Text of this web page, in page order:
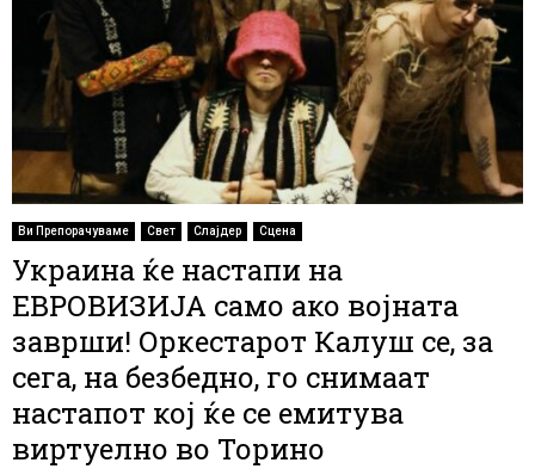
Ви Препорачуваме Свет Слајдер Сцена
Украина ќе настапи на
ЕВРОВИЗИЈА само ако војната
заврши! Оркестарот Калуш се, за
сега, на безбедно, го снимаат
настапот кој ќе се емитува
виртуелно во Торино